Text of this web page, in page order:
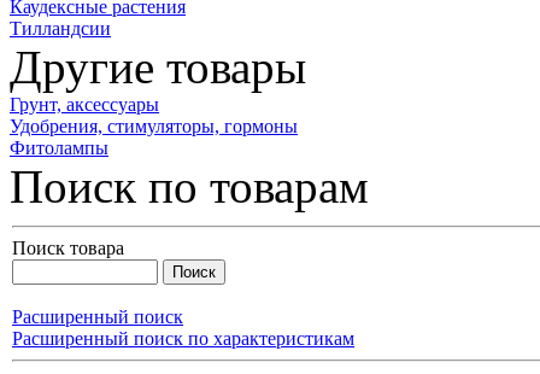
Каудексные растения
Тилландсии
Другие товары
Грунт, аксессуары
Удобрения, стимуляторы, гормоны
Фитолампы
Поиск по товарам
Поиск товара
Расширенный поиск
Расширенный поиск по характеристикам